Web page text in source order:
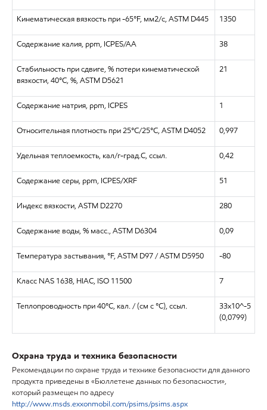
Кинематическая вязкость при -65°F, мм2/с, ASTM D445 1350
Содержание калия, ppm, ICPES/AA 38
Стабильность при сдвиге, % потери кинематической
вязкости, 40°C, %, ASTM D5621
21
Содержание натрия, ppm, ICPES 1
Относительная плотность при 25°C/25°C, ASTM D4052 0,997
Удельная теплоемкость, кал/г-град.C, ссыл. 0,42
Содержание серы, ppm, ICPES/XRF 51
Индекс вязкости, ASTM D2270 280
Содержание воды, % масс., ASTM D6304 0,09
Температура застывания, °F, ASTM D97 / ASTM D5950 -80
Класс NAS 1638, HIAC, ISO 11500 7
Теплопроводность при 40°C, кал. / (см с °C), ссыл.
33x10^-5
(0,0799)
Охрана труда и техника безопасности
Рекомендации по охране труда и технике безопасности для данного
продукта приведены в «Бюллетене данных по безопасности»,
который размещен по адресу
http://www.msds.exxonmobil.com/psims/psims.aspx